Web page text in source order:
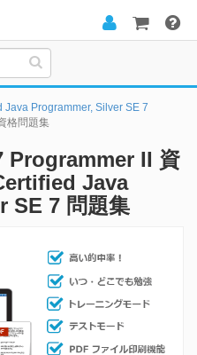
Java Programmer, Silver SE 7
格問題集
Programmer II 資
Java
SE 7 問題集